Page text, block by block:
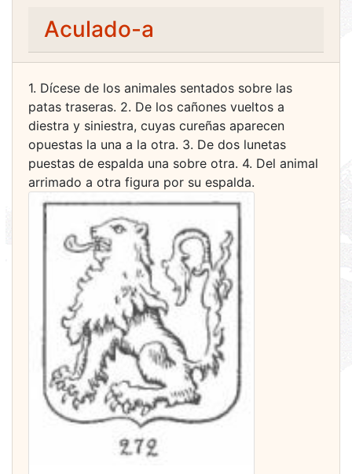
Aculado-a
1. Dícese de los animales sentados sobre las
patas traseras. 2. De los cañones vueltos a
diestra y siniestra, cuyas cureñas apa­recen
opuestas la una a la otra. 3. De dos lunetas
puestas de espalda una sobre otra. 4. Del animal
arrimado a otra figura por su espalda.